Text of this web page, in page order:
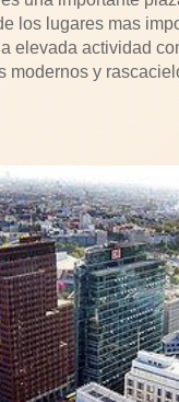
los lugares mas
elevada actividad
modernos y